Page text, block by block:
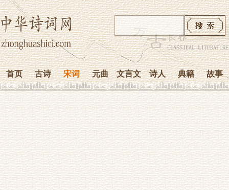
首页 古诗 宋词 元曲 文言文 诗人 典籍 故事